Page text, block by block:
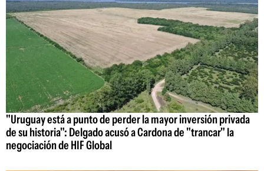
"Uruguay está a punto de perder la mayor inversión privada
de su historia": Delgado acusó a Cardona de "trancar" la
negociación de HIF Global